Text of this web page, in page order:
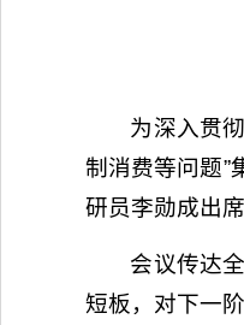
为深入贯
制消费等问题”
研员李勋成出
会议传达
短板，对下一